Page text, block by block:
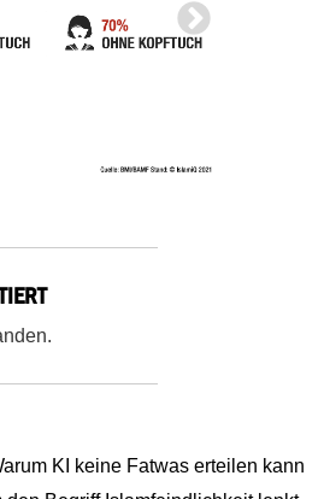
KI keine Fatwas erteilen kann